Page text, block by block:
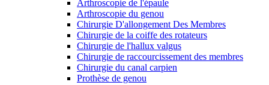
Arthroscopie de l'épaule
Arthroscopie du genou
Chirurgie D'allongement Des Membres
Chirurgie de la coiffe des rotateurs
Chirurgie de l'hallux valgus
Chirurgie de raccourcissement des membres
Chirurgie du canal carpien
Prothèse de genou